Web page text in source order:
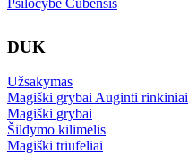
Psilocybe Cubensis
DUK
Užsakymas
Magiški grybai Auginti rinkiniai
Magiški grybai
Šildymo kilimėlis
Magiški triufeliai